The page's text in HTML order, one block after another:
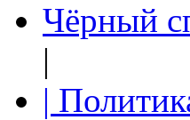
Чёрный
|
|